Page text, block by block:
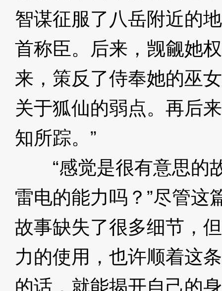
智谋征服了八岳附近的
首称臣。后来，觊觎她
来，策反了侍奉她的巫
关于狐仙的弱点。再后
知所踪。”
“感觉是很有意思的
雷电的能力吗？”尽管这
故事缺失了很多细节，
力的使用，也许顺着这
的话，就能揭开自己的